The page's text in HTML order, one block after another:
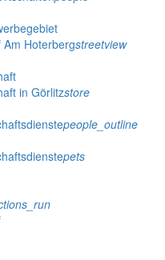
Hoterbergstreetview
in Görlitzstore
people_outline
pets